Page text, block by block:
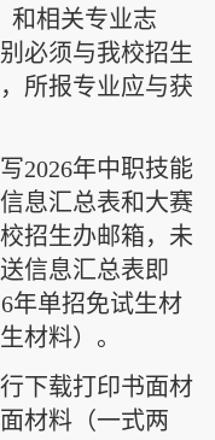
和相关专业志
必须与我校招生
所报专业应与获
2026年中职技能
息汇总表和大赛
招生办邮箱，未
信息汇总表即
年单招免试生材
材料）。
下载打印书面材
材料（一式两